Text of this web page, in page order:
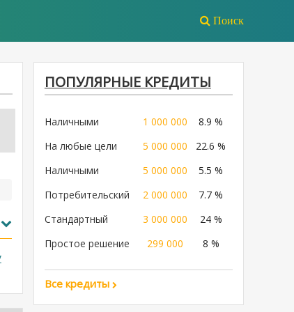
Поиск
ПОПУЛЯРНЫЕ КРЕДИТЫ
Наличными 1 000 000
8.9 %
На любые цели
5 000 000
22.6 %
Наличными
5 000 000
5.5 %
Потребительский
2 000 000
7.7 %
Стандартный
3 000 000
24 %
Простое решение
299 000 8 %
Все кредиты